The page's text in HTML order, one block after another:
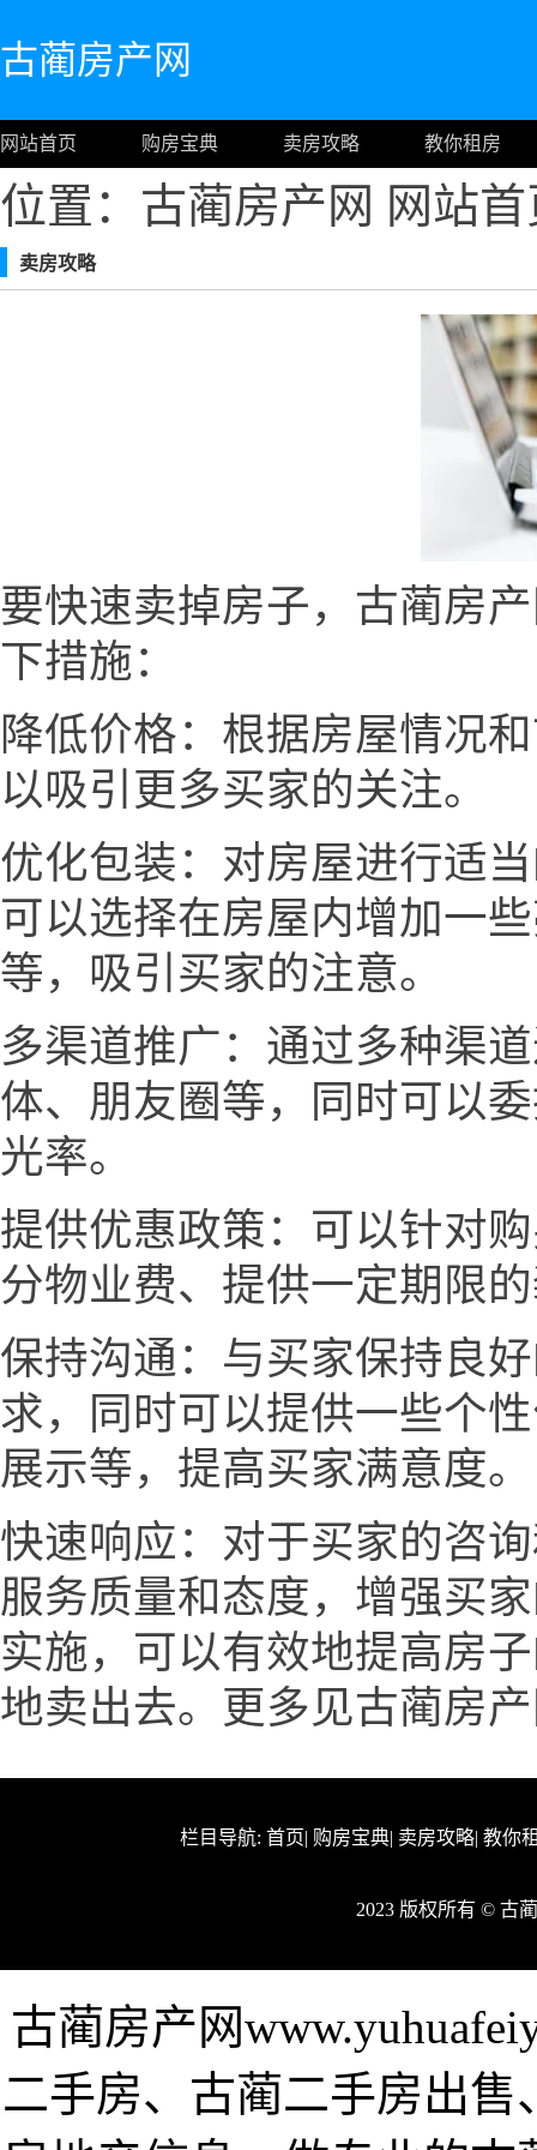
古蔺房产网
网站首页 购房宝典 卖房攻略 教你租房
位置：古蔺房产网 网站
卖房攻略
要快速卖掉房子，古蔺房
下措施：
降低价格：根据房屋情况
以吸引更多买家的关注。
优化包装：对房屋进行适
可以选择在房屋内增加一
等，吸引买家的注意。
多渠道推广：通过多种渠
体、朋友圈等，同时可以
光率。
提供优惠政策：可以针对
分物业费、提供一定期限
保持沟通：与买家保持良
求，同时可以提供一些个
展示等，提高买家满意度。
快速响应：对于买家的咨
服务质量和态度，增强买
实施，可以有效地提高房
地卖出去。更多见古蔺房
栏目导航: 首页| 购房宝典| 卖房攻略| 教你
2023 版权所有 © 古
古蔺房产网
二手房、古蔺二手房出